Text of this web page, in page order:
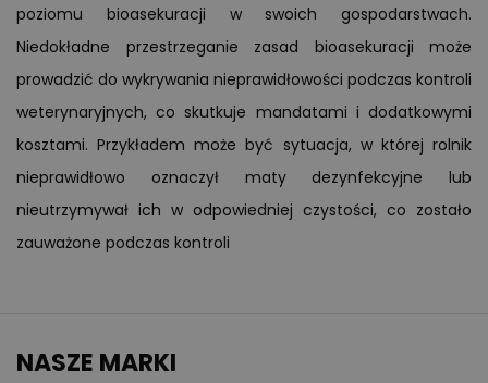
poziomu bioasekuracji w swoich gospodarstwach.
Niedokładne przestrzeganie zasad bioasekuracji może
prowadzić do wykrywania nieprawidłowości podczas kontroli
weterynaryjnych, co skutkuje mandatami i dodatkowymi
kosztami. Przykładem może być sytuacja, w której rolnik
nieprawidłowo oznaczył maty dezynfekcyjne lub
nieutrzymywał ich w odpowiedniej czystości, co zostało
zauważone podczas kontroli
NASZE MARKI